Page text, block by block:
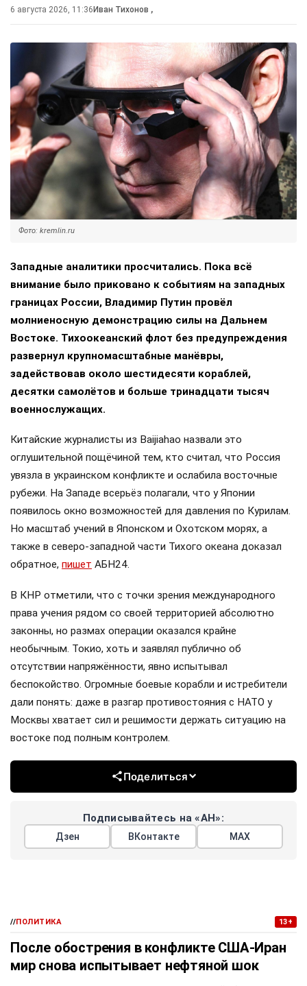
6 августа 2026, 11:36 Иван Тихонов ,
Фото: kremlin.ru
Западные аналитики просчитались. Пока всё
внимание было приковано к событиям на западных
границах России, Владимир Путин провёл
молниеносную демонстрацию силы на Дальнем
Востоке. Тихоокеанский флот без предупреждения
развернул крупномасштабные манёвры,
задействовав около шестидесяти кораблей,
десятки самолётов и больше тринадцати тысяч
военнослужащих.
Китайские журналисты из Baijiahao назвали это
оглушительной пощёчиной тем, кто считал, что Россия
увязла в украинском конфликте и ослабила восточные
рубежи. На Западе всерьёз полагали, что у Японии
появилось окно возможностей для давления по Курилам.
Но масштаб учений в Японском и Охотском морях, а
также в северо-западной части Тихого океана доказал
обратное, пишет АБН24.
В КНР отметили, что с точки зрения международного
права учения рядом со своей территорией абсолютно
законны, но размах операции оказался крайне
необычным. Токио, хоть и заявлял публично об
отсутствии напряжённости, явно испытывал
беспокойство. Огромные боевые корабли и истребители
дали понять: даже в разгар противостояния с НАТО у
Москвы хватает сил и решимости держать ситуацию на
востоке под полным контролем.
Поделиться
Подписывайтесь на «АН»:
Дзен ВКонтакте МАХ
//ПОЛИТИКА 13+
После обострения в конфликте США-Иран
мир снова испытывает нефтяной шок